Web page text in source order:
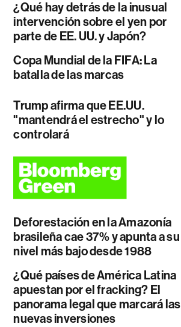
¿Qué hay detrás de la inusual
intervención sobre el yen por
parte de EE. UU. y Japón?
Copa Mundial de la FIFA: La
batalla de las marcas
Trump afirma que EE.UU.
"mantendrá el estrecho" y lo
controlará
Deforestación en la Amazonía
brasileña cae 37% y apunta a su
nivel más bajo desde 1988
¿Qué países de América Latina
apuestan por el fracking? El
panorama legal que marcará las
nuevas inversiones